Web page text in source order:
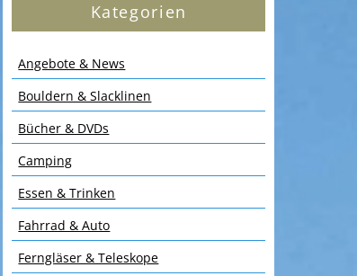
Kategorien
Angebote & News
Bouldern & Slacklinen
Bücher & DVDs
Camping
Essen & Trinken
Fahrrad & Auto
Ferngläser & Teleskope